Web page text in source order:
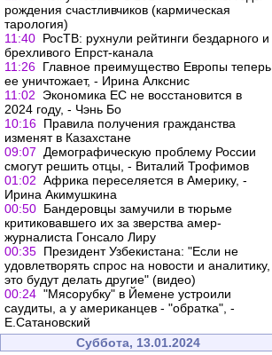
рождения счастливчиков (кармическая
тарология)
11:40 РосТВ: рухнули рейтинги бездарного и
брехливого Епрст-канала
11:26 Главное преимущество Европы теперь
ее уничтожает, - Ирина Алкснис
11:02
Экономика ЕС не восстановится в
2024 году, - Чэнь Бо
10:16 Правила получения гражданства
изменят в Казахстане
09:07
Демографическую проблему России
смогут решить отцы, - Виталий Трофимов
01:02 Африка переселяется в Америку, -
Ирина Акимушкина
00:50 Бандеровцы замучили в тюрьме
критиковавшего их за зверства амер-
журналиста Гонсало Лиру
00:35 Президент Узбекистана: "Если не
удовлетворять спрос на новости и аналитику,
это будут делать другие" (видео)
00:24 "Мясорубку" в Йемене устроили
саудиты, а у американцев - "обратка", -
Е.Сатановский
Суббота, 13.01.2024